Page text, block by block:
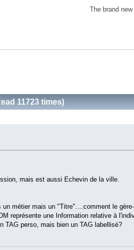
The brand
11723 times)
mais est aussi Echevin de la ville.
métier mais un "Titre"....comment le
représente une Information relative à
TAG perso, mais bien un TAG labellisé?